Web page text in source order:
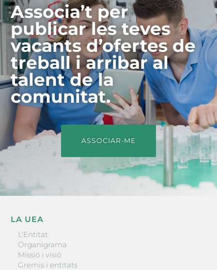
Associa’t per
publicar les teves
vacants d’ofertes de
treball i arribar al
talent de la
comunitat.
ASSOCIAR-ME
LA UEA
L’Entitat
Organigrama
Missió i visió
Gremis i entitats